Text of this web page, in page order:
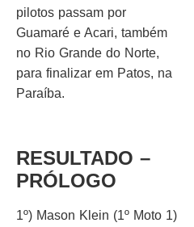
pilotos passam por
Guamaré e Acari, também
no Rio Grande do Norte,
para finalizar em Patos, na
Paraíba.
RESULTADO –
PRÓLOGO
1º) Mason Klein (1º Moto 1)